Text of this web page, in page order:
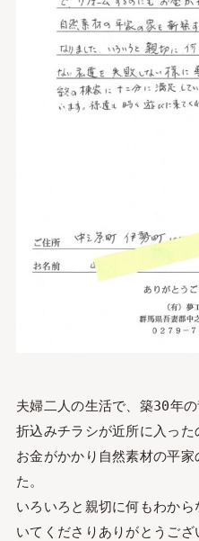
夫婦二人の生活で、築30年
折込みチラシが近所に入っ
お金がかかり自然素材の平
た。
いろいろと親切に何もわか
いてくださりありがとうござ